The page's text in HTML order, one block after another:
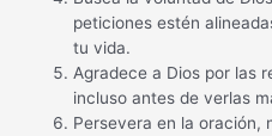
peticiones estén
tu vida.
Agradece a Dios por las
incluso antes de verlas
Persevera en la oración,